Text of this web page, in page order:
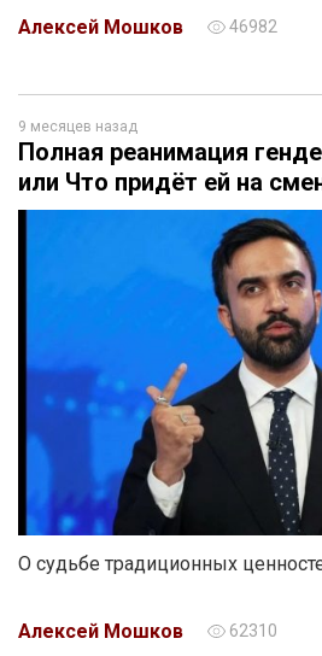
Алексей Мошков
46982
9 месяцев назад
Полная реанимация
или Что придёт ей на
О судьбе традиционных
Алексей Мошков 62310